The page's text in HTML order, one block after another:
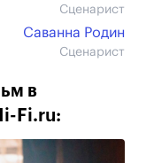
Сценарист
Саванна Родин
Сценарист
в
Fi.ru: